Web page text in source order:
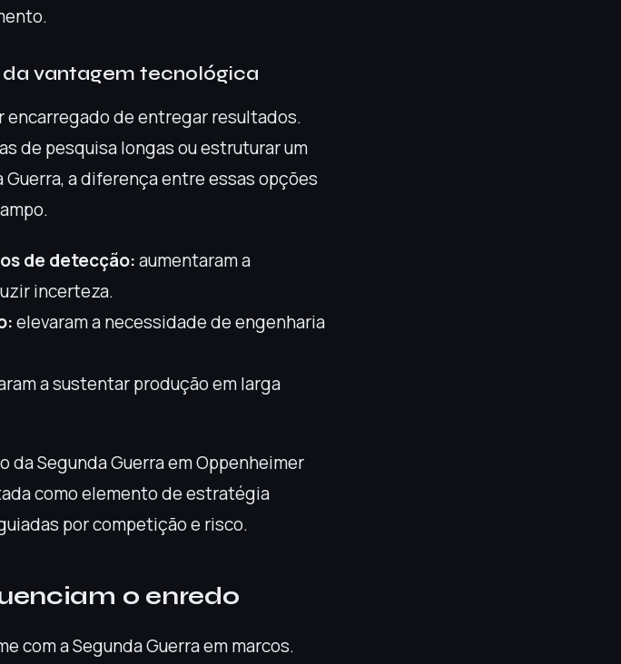
vantagem tecnológica
encarregado de entregar resultados.
de pesquisa longas ou estruturar um
a diferença entre essas opções
de detecção:aumentaram a
incerteza.
elevaram a necessidade de engenharia
a sustentar produção em larga
Segunda Guerra em Oppenheimer
como elemento de estratégia
por competição e risco.
o enredo
com a Segunda Guerra em marcos.